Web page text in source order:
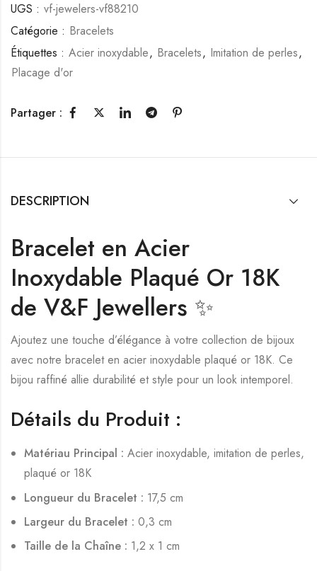
UGS : vf-jewelers-vf88210
Catégorie : Bracelets
Étiquettes : Acier inoxydable, Bracelets, Imitation de perles,
Placage d'or
Partager :
DESCRIPTION
Bracelet en Acier
Inoxydable Plaqué Or 18K
de V&F Jewellers ✨
Ajoutez une touche d’élégance à votre collection de bijoux
avec notre bracelet en acier inoxydable plaqué or 18K. Ce
bijou raffiné allie durabilité et style pour un look intemporel.
Détails du Produit :
Matériau Principal : Acier inoxydable, imitation de perles,
plaqué or 18K
Longueur du Bracelet : 17,5 cm
Largeur du Bracelet : 0,3 cm
Taille de la Chaîne : 1,2 x 1 cm